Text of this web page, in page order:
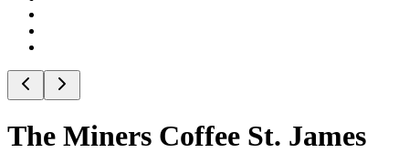
The Miners Coffee St. James